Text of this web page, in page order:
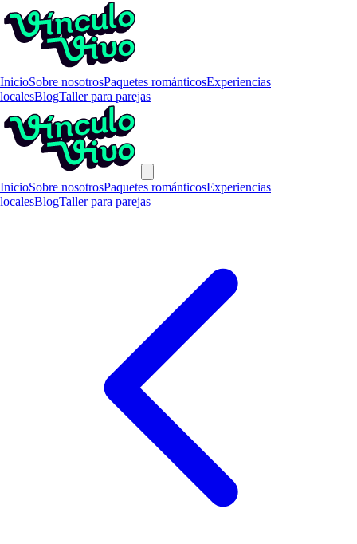
InicioSobre nosotrosPaquetes románticosExperiencias
localesBlogTaller para parejas
InicioSobre nosotrosPaquetes románticosExperiencias
localesBlogTaller para parejas